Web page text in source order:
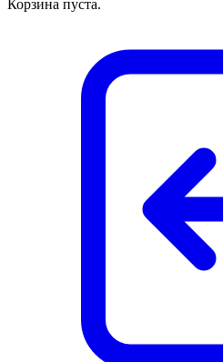
Корзина пуста.